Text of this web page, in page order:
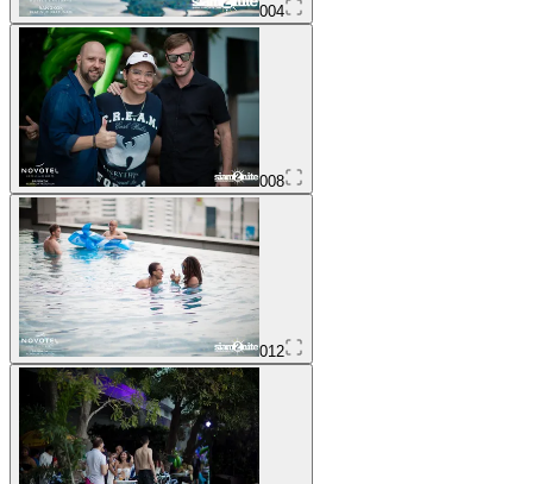
004
008
012